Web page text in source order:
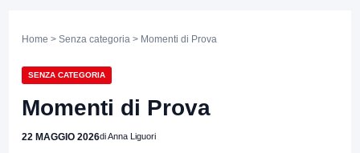
Home > Senza categoria > Momenti di Prova
SENZA CATEGORIA
Momenti di Prova
22 MAGGIO 2026di Anna Liguori